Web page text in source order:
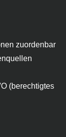
zuordenbar
(berechtigtes